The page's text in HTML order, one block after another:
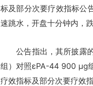
标及部分次要疗效指标公
速跳水，开盘十分钟内，
公告指出，其所披露的
组）对照εPA-44 900 μg
疗效指标及部分次要疗效